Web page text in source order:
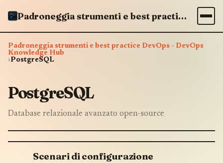
Padroneggia strumenti e best practice DevOps - DevOps Knowledge Hub
Padroneggia strumenti e best practice DevOps - DevOps
Knowledge Hub
›PostgreSQL
PostgreSQL
Database relazionale avanzato open-source
Scenari di configurazione